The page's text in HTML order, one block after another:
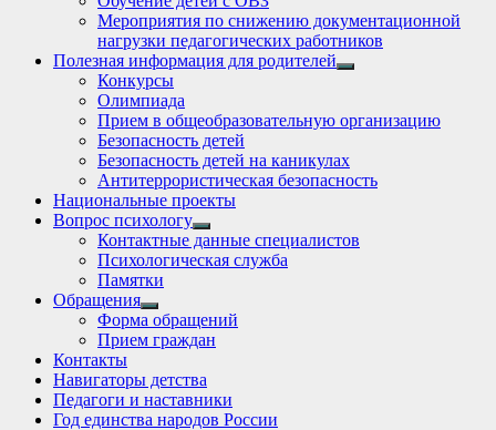
Мероприятия по снижению документационной
нагрузки педагогических работников
Полезная информация для родителей
Show
Конкурсы
Олимпиада
Прием в общеобразовательную организацию
Безопасность детей
Безопасность детей на каникулах
Антитеррористическая безопасность
Национальные проекты
Вопрос психологу
Show
sub
menu
Контактные данные специалистов
Психологическая служба
Памятки
Обращения
Show
sub
menu
Форма обращений
Прием граждан
Контакты
Навигаторы детства
Педагоги и наставники
Год единства народов России